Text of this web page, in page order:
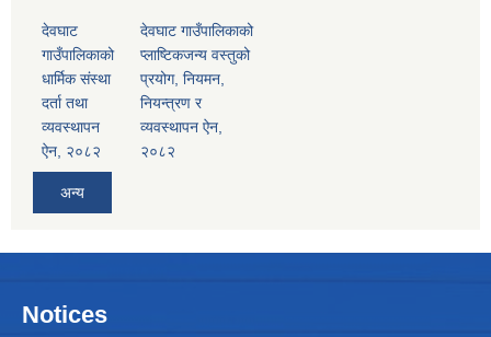
देवघाट
गाउँपालिकाको
धार्मिक संस्था
दर्ता तथा
व्यवस्थापन
ऐन, २०८२
देवघाट गाउँपालिकाको
प्लाष्टिकजन्य वस्तुको
प्रयोग, नियमन,
नियन्त्रण र
व्यवस्थापन ऐन,
२०८२
अन्य
Notices